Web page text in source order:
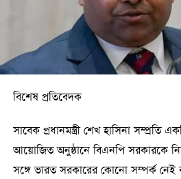
হাসপাতালের ভিত্তিপ্রস্তর স্থাপন অনুষ্ঠানে
টেকনাফ আসনের সংসদ সদস্য
কুতুবদিয়া আসনের সংসদ সদস্য আলমগীর
সংশ্লিষ্টরা।
এর আগে দুই দিনের সফরে বৃহস্পতিবার
স্বরাষ্ট্রমন্ত্রী। শুক্রবার সন্ধ্যায় বিমানযোগে
বিশেষ প্রতিবেদক
সাবেক প্রধানমন্ত্রী শেখ হাসিনা সম্প্রতি
আয়োজিত অনুষ্ঠানে বিএনপি সরকারকে
সঙ্গে ভারত সরকারের কোনো সম্পর্ক নেই